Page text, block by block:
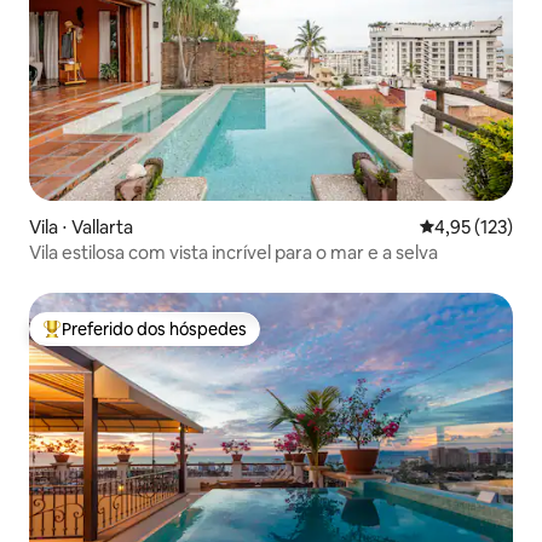
Vila ⋅ Vallarta 4,95 de uma
4,95 (123)
Vila estilosa com vista incrível para o mar e a selva
Entre os melhores preferidos dos hóspedes
Preferido dos hóspedes